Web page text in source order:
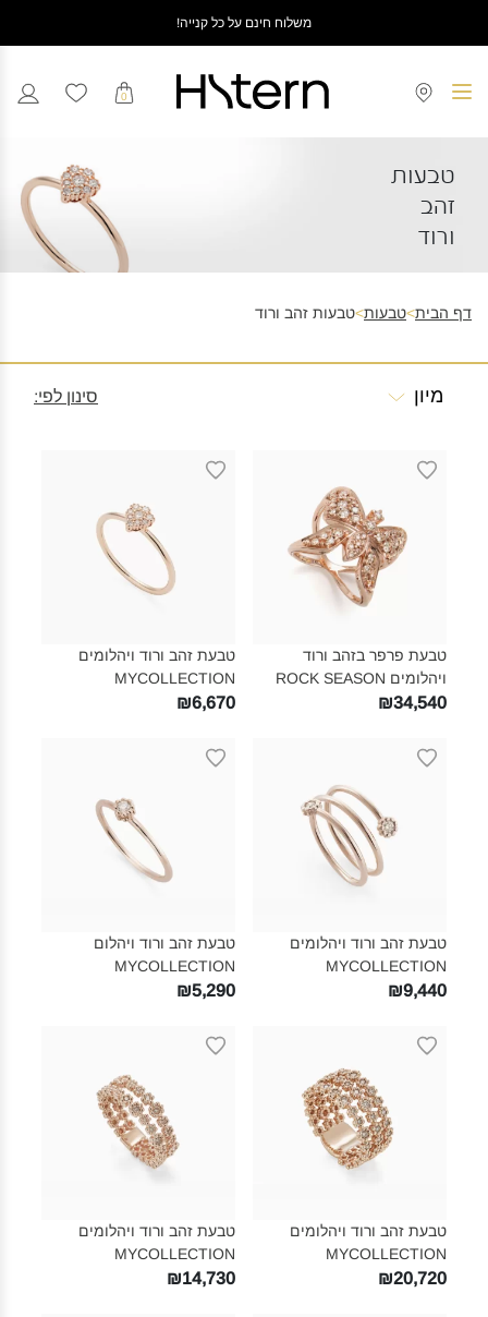
משלוח חינם על כל קנייה!
0
טבעות
זהב
ורוד
דף הבית>טבעות>טבעות זהב ורוד
מיון סינון לפי:
טבעת פרפר בזהב ורוד
ויהלומים ROCK SEASON‎
₪34,540
טבעת זהב ורוד ויהלומים
MYCOLLECTION‎
₪6,670
טבעת זהב ורוד ויהלומים
MYCOLLECTION‎
₪9,440
טבעת זהב ורוד ויהלום
MYCOLLECTION‎
₪5,290
טבעת זהב ורוד ויהלומים
MYCOLLECTION‎
₪20,720
טבעת זהב ורוד ויהלומים
MYCOLLECTION‎
₪14,730